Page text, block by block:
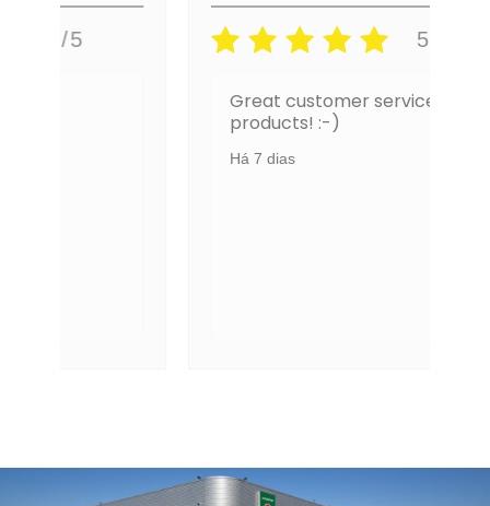
5/5
Great customer service and